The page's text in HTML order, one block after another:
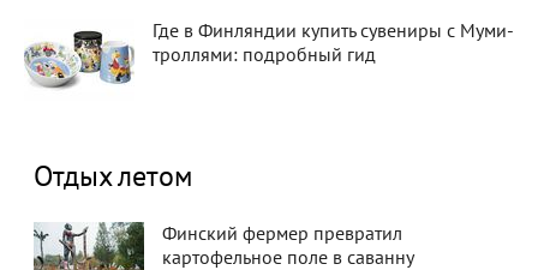
Где в Финляндии купить сувениры с Муми-
троллями: подробный гид
Отдых летом
Финский фермер превратил
картофельное поле в саванну